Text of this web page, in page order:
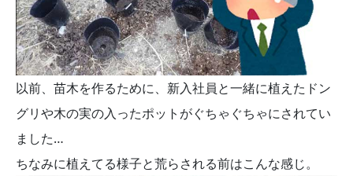
以前、苗木を作るために、新入社員と一緒に植えたドン
グリや木の実の入ったポットがぐちゃぐちゃにされてい
ました…
ちなみに植えてる様子と荒らされる前はこんな感じ。